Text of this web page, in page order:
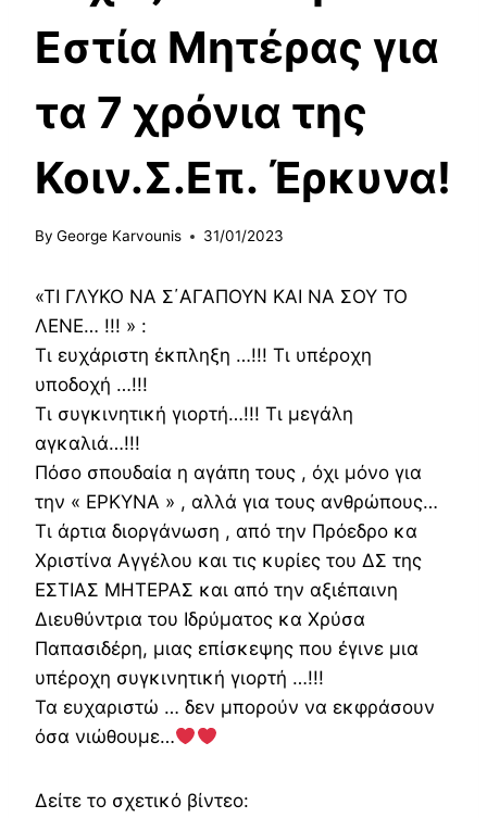
Εστία Μητέρας για
τα 7 χρόνια της
Κοιν.Σ.Επ. Έρκυνα!
By George Karvounis 31/01/2023
«ΤΙ ΓΛΥΚΟ ΝΑ Σ΄ΑΓΑΠΟΥΝ ΚΑΙ ΝΑ ΣΟΥ ΤΟ
ΛΕΝΕ… !!! » :
Τι ευχάριστη έκπληξη …!!! Τι υπέροχη
υποδοχή …!!!
Τι συγκινητική γιορτή…!!! Τι μεγάλη
αγκαλιά…!!!
Πόσο σπουδαία η αγάπη τους , όχι μόνο για
την « ΕΡΚΥΝΑ » , αλλά για τους ανθρώπους…
Τι άρτια διοργάνωση , από την Πρόεδρο κα
Χριστίνα Αγγέλου και τις κυρίες του ΔΣ της
ΕΣΤΙΑΣ ΜΗΤΕΡΑΣ και από την αξιέπαινη
Διευθύντρια του Ιδρύματος κα Χρύσα
Παπασιδέρη, μιας επίσκεψης που έγινε μια
υπέροχη συγκινητική γιορτή …!!!
Τα ευχαριστώ … δεν μπορούν να εκφράσουν
όσα νιώθουμε…
Δείτε το σχετικό βίντεο: